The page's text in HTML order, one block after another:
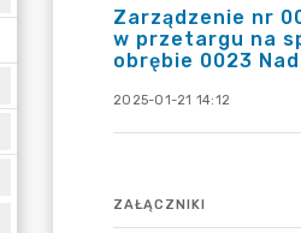
Zarządzenie nr
w przetargu na
obrębie 0023
2025-01-21 14:12
ZAŁĄCZNIKI